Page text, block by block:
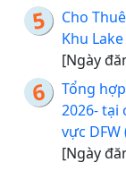
Cho
Khu
[Ngày
Tổng
2026- tại
vực DFW
[Ngày